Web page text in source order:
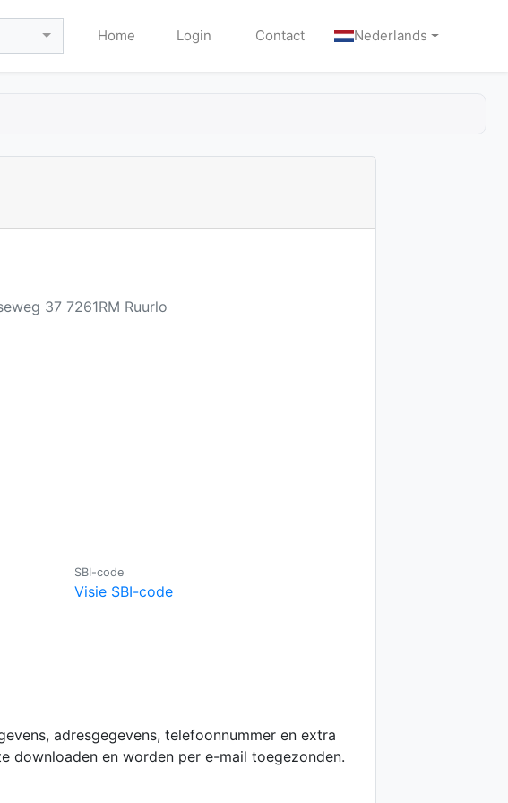
Home Login Contact Nederlands
37 7261RM Ruurlo
SBI-code
Visie SBI-code
adresgegevens, telefoonnummer en extra
downloaden en worden per e-mail toegezonden.